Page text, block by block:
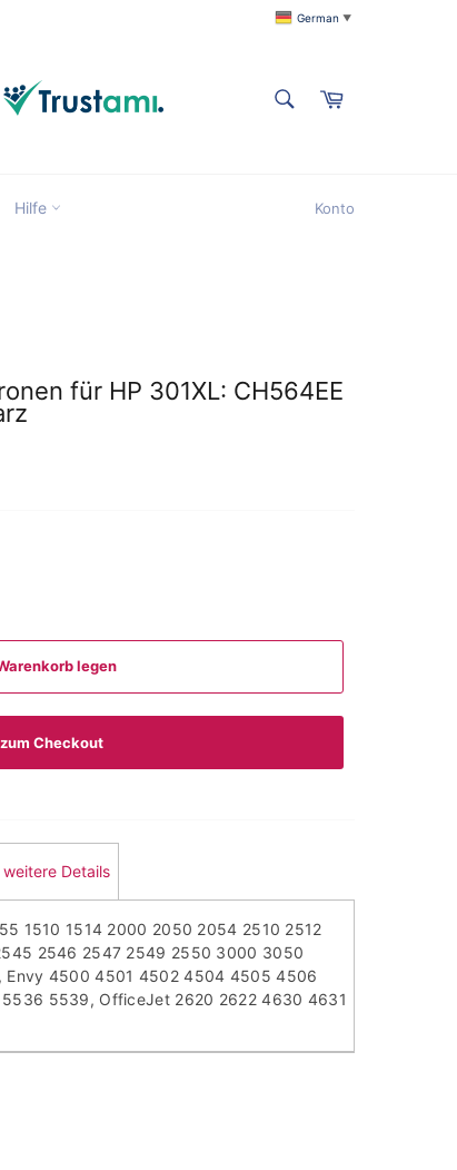
German ▼
Warenkorb
Hilfe Konto
für HP 301XL: CH564EE
legen
Checkout
weitere Details
1510 1514 2000 2050 2054 2510 2512
2546 2547 2549 2550 3000 3050
4500 4501 4502 4504 4505 4506
5539, OfficeJet 2620 2622 4630 4631